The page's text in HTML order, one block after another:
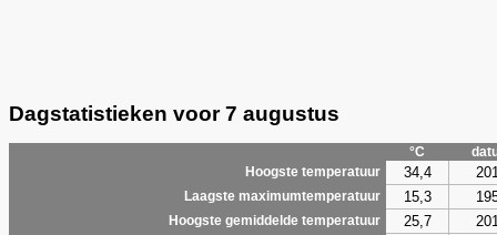
Dagstatistieken voor 7 augustus
°C
Hoogste temperatuur
34,4
Laagste maximumtemperatuur 15,3
Hoogste gemiddelde temperatuur 25,7